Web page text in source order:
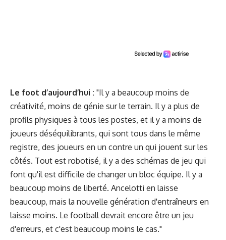
Le foot d’aujourd’hui : "Il y a beaucoup moins de
créativité, moins de génie sur le terrain. Il y a plus de
profils physiques à tous les postes, et il y a moins de
joueurs déséquilibrants, qui sont tous dans le même
registre, des joueurs en un contre un qui jouent sur les
côtés. Tout est robotisé, il y a des schémas de jeu qui
font qu'il est difficile de changer un bloc équipe. Il y a
beaucoup moins de liberté. Ancelotti en laisse
beaucoup, mais la nouvelle génération d'entraîneurs en
laisse moins. Le football devrait encore être un jeu
d'erreurs, et c'est beaucoup moins le cas."